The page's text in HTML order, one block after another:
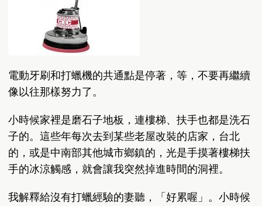
電動牙刷和打蠟機的共通點是停著，等，不要再繼續
像以往那樣努力了。
小時候家裡是磨石子地板，連樓梯、扶手也都是洗石
子的。這些年每次去到某些老屋改裝的店家，台北
的，或是中南部其他城市鄉鎮的，光是手摸著樓梯扶
手的冰涼觸感，就會讓我突然掉進時間的洞裡。
我解釋給沒有打蠟經驗的妻聽，「好累喔」。小時候